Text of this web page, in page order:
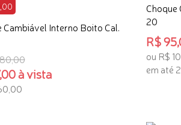
Cambiável Interno Boito Cal.
à vista
Choque
20
R$
ou R$
em até